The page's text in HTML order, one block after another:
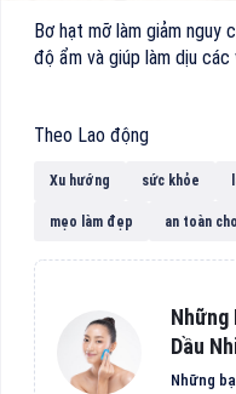
Bơ hạt mỡ làm giảm nguy
độ ẩm và giúp làm dịu các
Theo Lao động
Xu hướng sức khỏe
mẹo làm đẹp an toàn
Những
Dầu
Những